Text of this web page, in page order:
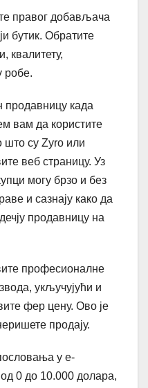
правог добављача
бутик. Обратите
квалитету,
робе.
продавницу када
вам да користите
што су Zyro или
веб страницу. Уз
могу брзо и без
и сазнају како да
продавницу на
професионалне
укључујући и
фер цену. Ово је
продају.
у е-
од 0 до 10.000 долара,